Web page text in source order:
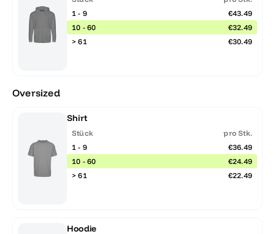
1 - 9
€43.49
10 - 60
€32.49
> 61
€30.49
Oversized
Shirt
Stück
pro Stk.
1 - 9
€36.49
10 - 60
€24.49
> 61
€22.49
Hoodie